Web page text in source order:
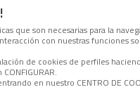
que son necesarias para la
con nuestras funciones
de cookies de perfiles
en nuestro CENTRO DE